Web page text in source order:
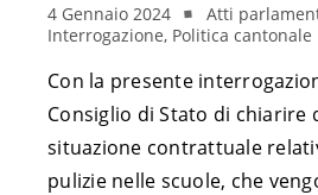
4 Gennaio 2024
Atti
Interrogazione, Politica cantonale
Con la presente
Consiglio di Stato di chiarire
situazione contrattuale
pulizie nelle scuole, che